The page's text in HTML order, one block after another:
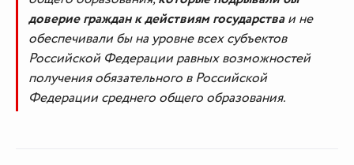
доверие граждан к действиям государстваи не
обеспечивали бы на уровне всех субъектов
Российской Федерации равных возможностей
получения обязательного в Российской
Федерации среднего общего образования.